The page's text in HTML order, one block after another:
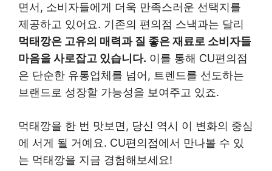
면서, 소비자들에게 더욱 만족스러운 선택지를
제공하고 있어요. 기존의 편의점 스낵과는 달리
먹태깡은 고유의 매력과 질 좋은 재료로 소비자들
마음을 사로잡고 있습니다. 이를 통해 CU편의점
은 단순한 유통업체를 넘어, 트렌드를 선도하는
브랜드로 성장할 가능성을 보여주고 있죠.
먹태깡을 한 번 맛보면, 당신 역시 이 변화의 중심
에 서게 될 거예요. CU편의점에서 만나볼 수 있
는 먹태깡을 지금 경험해보세요!